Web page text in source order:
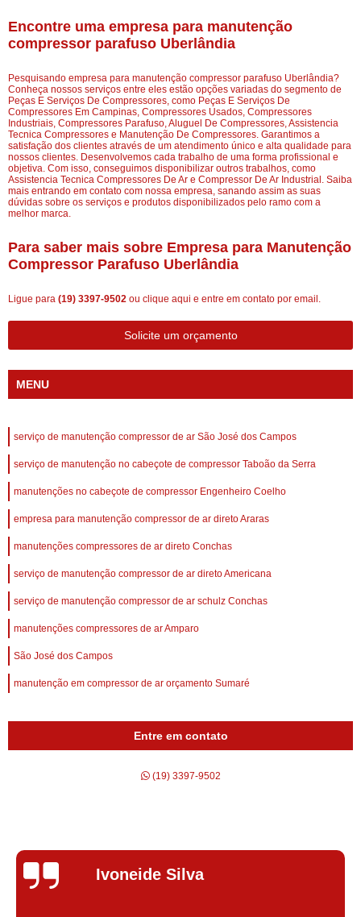
Encontre uma empresa para manutenção
compressor parafuso Uberlândia
Pesquisando empresa para manutenção compressor parafuso Uberlândia?
Conheça nossos serviços entre eles estão opções variadas do segmento de
Peças E Serviços De Compressores, como Peças E Serviços De
Compressores Em Campinas, Compressores Usados, Compressores
Industriais, Compressores Parafuso, Aluguel De Compressores, Assistencia
Tecnica Compressores e Manutenção De Compressores. Garantimos a
satisfação dos clientes através de um atendimento único e alta qualidade para
nossos clientes. Desenvolvemos cada trabalho de uma forma profissional e
objetiva. Com isso, conseguimos disponibilizar outros trabalhos, como
Assistencia Tecnica Compressores De Ar e Compressor De Ar Industrial. Saiba
mais entrando em contato com nossa empresa, sanando assim as suas
dúvidas sobre os serviços e produtos disponibilizados pelo ramo com a
melhor marca.
Para saber mais sobre Empresa para Manutenção
Compressor Parafuso Uberlândia
Ligue para (19) 3397-9502 ou clique aqui e entre em contato por email.
Solicite um orçamento
MENU
serviço de manutenção compressor de ar São José dos Campos
serviço de manutenção no cabeçote de compressor Taboão da Serra
manutenções no cabeçote de compressor Engenheiro Coelho
empresa para manutenção compressor de ar direto Araras
manutenções compressores de ar direto Conchas
serviço de manutenção compressor de ar direto Americana
serviço de manutenção compressor de ar schulz Conchas
manutenções compressores de ar Amparo
São José dos Campos
manutenção em compressor de ar orçamento Sumaré
Entre em contato
(19) 3397-9502
Silvana Alves